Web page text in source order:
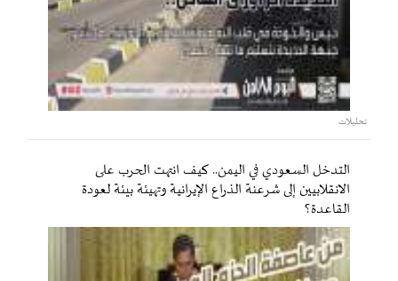
تحليلات
التدخل السعودي في اليمن.. كيف انتهت الحرب على
الانقلابيين إلى شرعنة الذراع الإيرانية وتهيئة بيئة لعودة
القاعدة؟